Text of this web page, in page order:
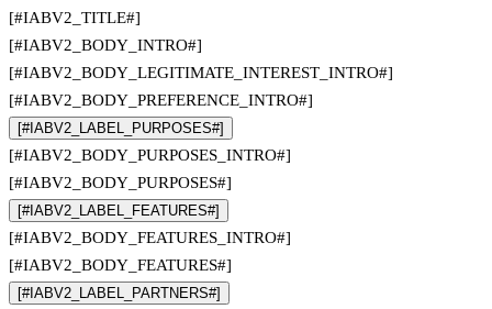
[#IABV2_TITLE#]
[#IABV2_BODY_INTRO#]
[#IABV2_BODY_LEGITIMATE_INTEREST_INTRO#]
[#IABV2_BODY_PREFERENCE_INTRO#]
[#IABV2_LABEL_PURPOSES#]
[#IABV2_BODY_PURPOSES_INTRO#]
[#IABV2_BODY_PURPOSES#]
[#IABV2_LABEL_FEATURES#]
[#IABV2_BODY_FEATURES_INTRO#]
[#IABV2_BODY_FEATURES#]
[#IABV2_LABEL_PARTNERS#]